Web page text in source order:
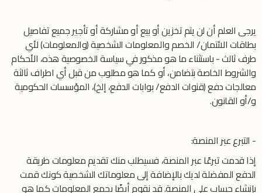
يرجى العلم أن لن يتم تخزين أو بيع أو مشاركة أو تأجير جميع تفاصيل
بطاقات الائتمان/ الخصم والمعلومات الشخصية (والمعلومات) لأي
طرف ثالث - باستثناء ما هو مذكور في سياسة الخصوصية هذه، الأحكام
والشروط الخاصة بتضامن، أو كما هو مطلوب من قبل أي اطراف ثالثة
معالجات دفع (قنوات الدفع/ بوابات الدفع، إلخ)، المؤسسات الحكومية
و/أو القانون.
- التبرع عبر المنصة:
إذا قدمت تبرعًا عبر المنصة، فسيطلب منك تقديم معلومات طريقة
الدفع المفضلة لديك بالإضافة إلى معلوماتك الشخصية كونك قمت
بإنشاء حساب على المنصة. قد نقوم أيضًا بجمع المعلومات كما هو